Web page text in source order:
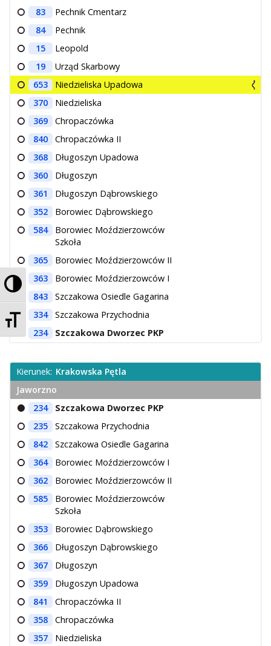
Przełącz wysoki kontrast
Zmień rozmiar czcionek
Centrum Obsługi Klienta
Uwagi i wnioski
Ochrona danych osobowych
83
Pechnik Cmentarz
84
Pechnik
15
Leopold
19
Urząd Skarbowy
653
Niedzieliska Upadowa
370
Niedzieliska
369
Chropaczówka
840
Chropaczówka II
368
Długoszyn Upadowa
360
Długoszyn
361
Długoszyn Dąbrowskiego
352
Borowiec Dąbrowskiego
584
Borowiec Moździerzowców
Szkoła
365
Borowiec Moździerzowców II
363
Borowiec Moździerzowców I
843
Szczakowa Osiedle Gagarina
334
Szczakowa Przychodnia
234
Szczakowa Dworzec PKP
Kierunek: Krakowska Pętla
Jaworzno
234
Szczakowa Dworzec PKP
235
Szczakowa Przychodnia
842
Szczakowa Osiedle Gagarina
364
Borowiec Moździerzowców I
362
Borowiec Moździerzowców II
585
Borowiec Moździerzowców
Szkoła
353
Borowiec Dąbrowskiego
366
Długoszyn Dąbrowskiego
367
Długoszyn
359
Długoszyn Upadowa
841
Chropaczówka II
358
Chropaczówka
357
Niedzieliska